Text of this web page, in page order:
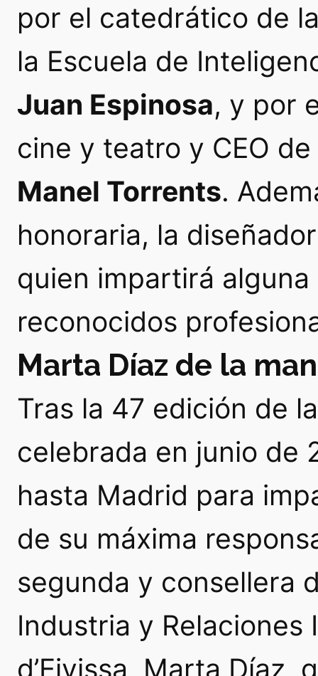
por el catedrático de
la Escuela de
Juan Espinosa, y por
cine y teatro y CEO
Manel Torrents.
honoraria, la
quien impartirá
reconocidos
Marta Díaz de la
Tras la 47 edición de
celebrada en junio de
hasta Madrid para
de su máxima
segunda y consellera
Industria y
d’Eivissa, Marta Díaz,